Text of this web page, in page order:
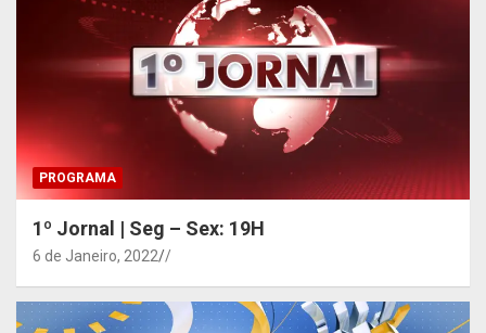
PROGRAMA
1º Jornal | Seg – Sex: 19H
6 de Janeiro, 2022 /